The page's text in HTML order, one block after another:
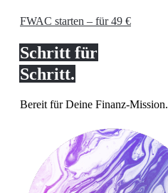
FWAC starten – für 49 €
Schritt für
Schritt.
Bereit für Deine Finanz-Mission.